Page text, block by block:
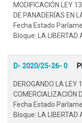
MODIFICACIÓN LEY
DE PANADERÍAS EN
Fecha Estado
Bloque: LA LIBERTAD
D- 2020/25-26- 0
DEROGANDO LA LEY
COMERCIALIZACIÓN
Fecha Estado
Bloque: LA LIBERTAD